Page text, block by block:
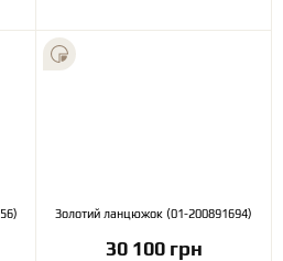
Золотий ланцюжок (01-200891694)
30 100 грн